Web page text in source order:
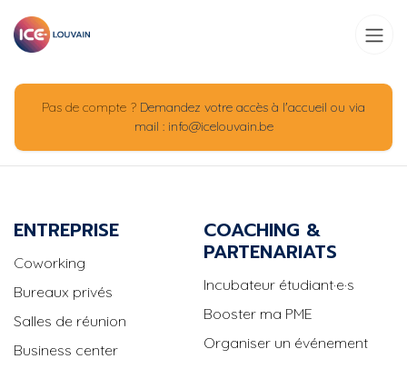
Pas de compte ? Demandez votre accès à l'accueil ou via
mail : info@icelouvain.be
ENTREPRISE
Coworking
Bureaux privés
Salles de réunion
Business center
COACHING &
PARTENARIATS
Incubateur étudiant·e·s
Booster ma PME
Organiser un événement